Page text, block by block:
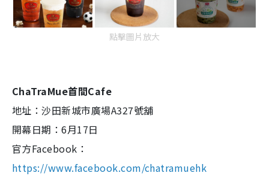
點擊圖片放大
ChaTraMue首間Cafe
地址：沙田新城市廣場A327號舖
開幕日期：6月17日
官方Facebook：
https://www.facebook.com/chatramuehk